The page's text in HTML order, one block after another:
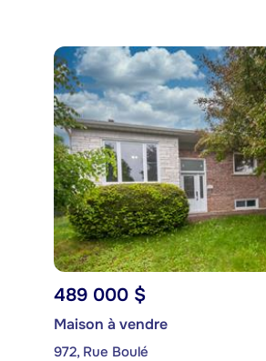
489 000 $
Maison à vendre
972, Rue Boulé